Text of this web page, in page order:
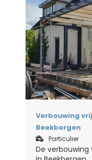
Verbouwing
Beekbergen
Particulier
De